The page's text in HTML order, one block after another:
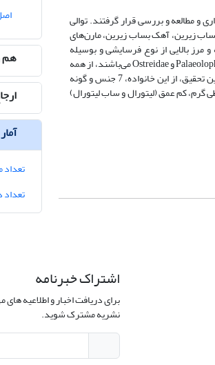
و مطالعه و بررسی قرار گرفتند. توالی
به 4 واحد غیررسمی و مجزا به نام‌ مارن‌های بساب زیرین، آهک بساب زیرین، مارن‌های
بالایی از نوع فرسایشی و بوسیله
نهشته‌های نئوژن پوشیده شده است. از مجموع ماکروفسیل‌های موجود در این برش، اویسترها که متعلق به سه خانواده Palaeolophidae, Gryphaeidae و Ostreidae می‌باشند، از همه
فراوان‌ترند. خانواده Gryphaeidae با 81 درصد، بیشترین فراوانی را به خود اختصاص می‌دهدکه در این مقاله به آن پرداخته می‌شود. در این تحقیق، از این خانواده، 7 جنس و گونه
کم عمق (لیتورال و ساب لیتورال)
هم
آمار
تعداد
تعداد
اشتراک خبرنامه
برای دریافت اخبار و اطلاعیه
نشریه مشترک شوید.